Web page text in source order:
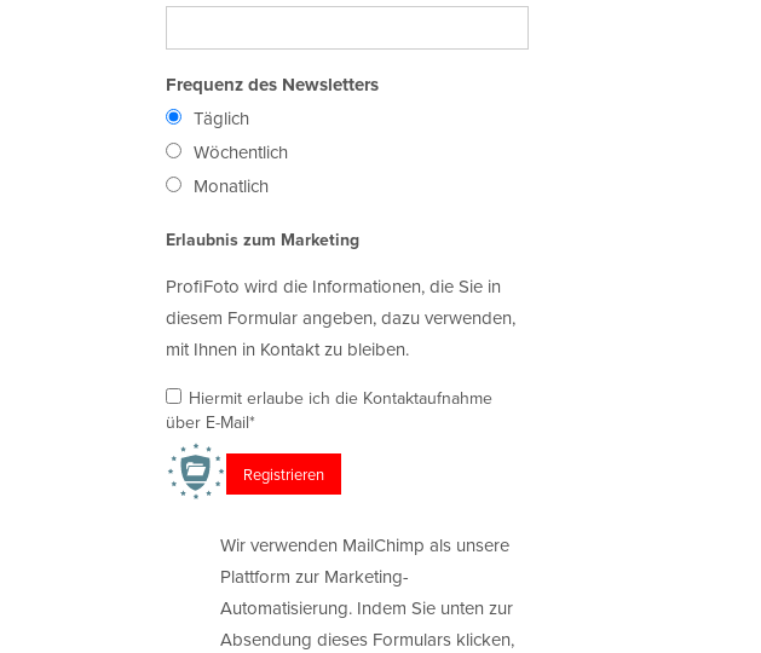
Frequenz des Newsletters
Täglich
Wöchentlich
Monatlich
Erlaubnis zum Marketing
ProfiFoto wird die Informationen, die Sie in
diesem Formular angeben, dazu verwenden,
mit Ihnen in Kontakt zu bleiben.
Hiermit erlaube ich die Kontaktaufnahme
über E-Mail*
Wir verwenden MailChimp als unsere
Plattform zur Marketing-
Automatisierung. Indem Sie unten zur
Absendung dieses Formulars klicken,